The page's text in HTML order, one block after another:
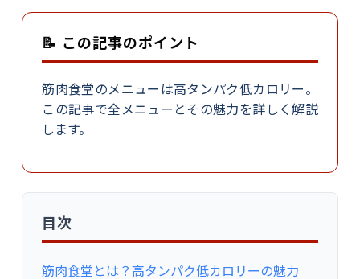
📝 この記事のポイント
筋肉食堂のメニューは高タンパク低カロリー。
この記事で全メニューとその魅力を詳しく解説
します。
目次
筋肉食堂とは？高タンパク低カロリーの魅力